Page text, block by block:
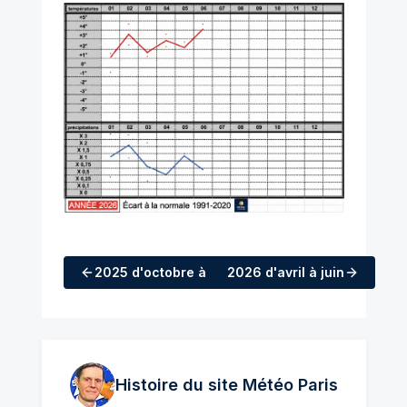
2025 d'octobre à décembre
2026 d'avril à juin
Histoire du site MétéoParis